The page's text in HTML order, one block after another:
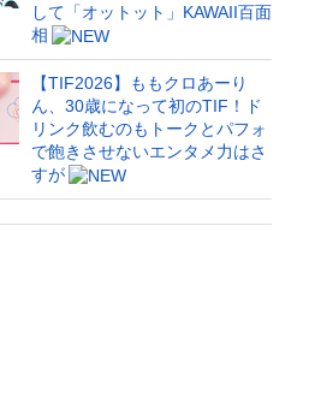
して「オットット」KAWAII百面
相
【TIF2026】ももクロあーり
ん、30歳になって初のTIF！ド
リンク飲むのもトークとパフォ
で飽きさせないエンタメ力はさ
すが